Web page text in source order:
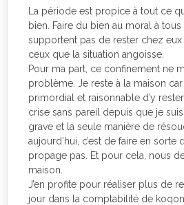
La période est propice à tout ce
bien. Faire du bien au moral à
supportent pas de rester chez eux
ceux que la situation angoisse.
Pour ma part, ce confinement ne
problème. Je reste à la maison car
primordial et raisonnable d’y
crise sans pareil depuis que je
grave et la seule manière de
aujourd’hui, c’est de faire en sorte
propage pas. Et pour cela, nous
maison.
J’en profite pour réaliser plus de
jour dans la comptabilité de